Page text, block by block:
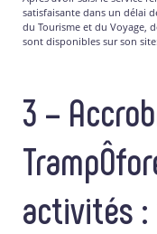
satisfaisante dans un délai
du Tourisme et du Voyage,
sont disponibles sur son site:
3 –
activités :